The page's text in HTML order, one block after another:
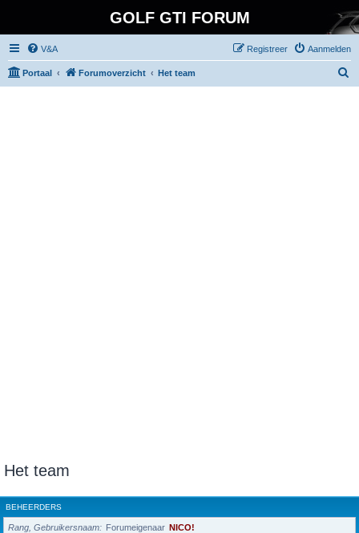
GOLF GTI FORUM
V&A Aanmelden
Registreer
Portaal Forumoverzicht Het team
Het team
BEHEERDERS
Rang, Gebruikersnaam Forumeigenaar NICO!